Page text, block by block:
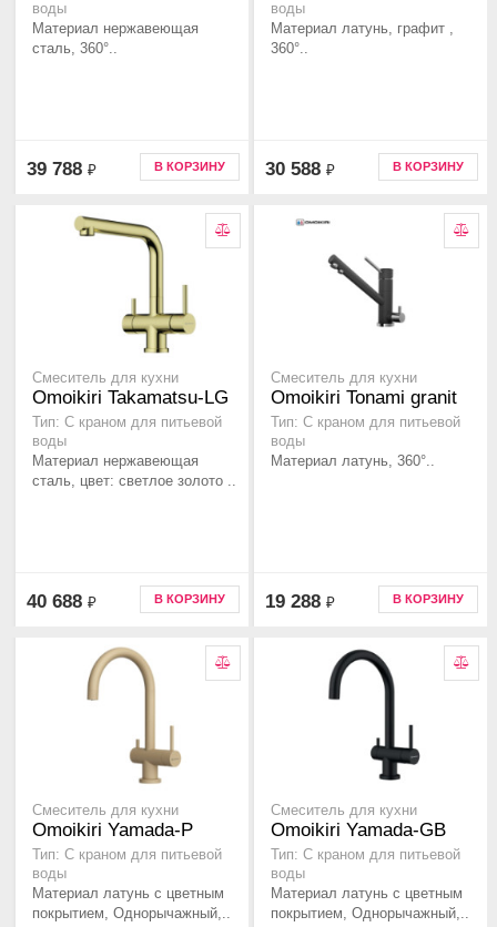
воды
Материал нержавеющая
сталь, 360°..
39 788 ₽ В КОРЗИНУ
воды
Материал латунь, графит ,
360°..
30 588 ₽ В КОРЗИНУ
Смеситель для кухни
Omoikiri Takamatsu-LG
Тип: С краном для питьевой
воды
Материал нержавеющая
сталь, цвет: светлое золото ..
40 688 ₽ В КОРЗИНУ
Смеситель для кухни
Omoikiri Tonami granit
Тип: С краном для питьевой
воды
Материал латунь, 360°..
19 288 ₽ В КОРЗИНУ
Смеситель для кухни
Omoikiri Yamada-P
Тип: С краном для питьевой
воды
Материал латунь с цветным
покрытием, Однорычажный,..
Смеситель для кухни
Omoikiri Yamada-GB
Тип: С краном для питьевой
воды
Материал латунь с цветным
покрытием, Однорычажный,..